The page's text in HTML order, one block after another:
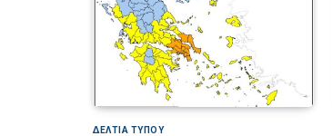
ΔΕΛΤΙΑ ΤΥΠΟΥ